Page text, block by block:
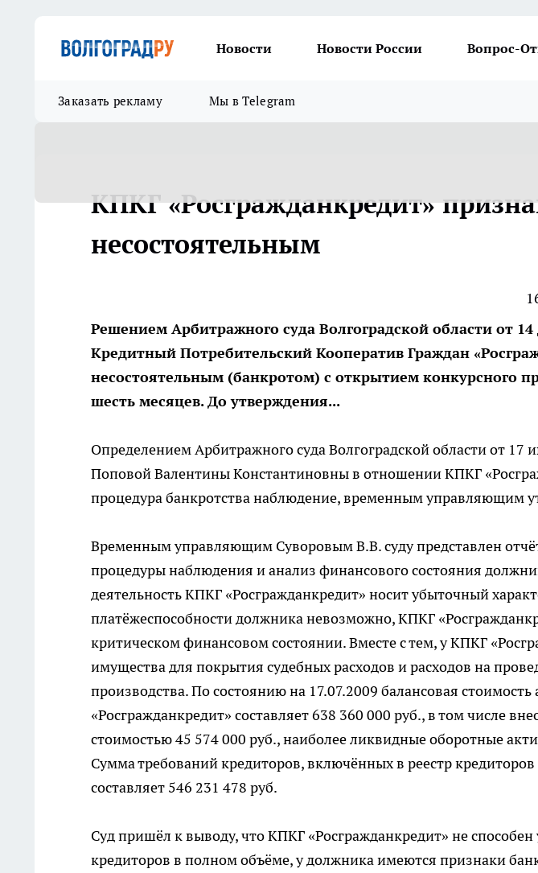
Новости Новости России Вопрос-
Заказать рекламу Мы в Telegram
КПКГ «Росгражданкредит»
несостоятельным
Решением Арбитражного суда Волгоградской области от 14
Кредитный Потребительский Кооператив Граждан
несостоятельным (банкротом) с открытием конкурсного
шесть месяцев. До утверждения...
Определением Арбитражного суда Волгоградской области от 17
Поповой Валентины Константиновны в отношении КПКГ
процедура банкротства наблюдение, временным управляющим
Временным управляющим Суворовым В.В. суду представлен
процедуры наблюдения и анализ финансового состояния
деятельность КПКГ «Росгражданкредит» носит убыточный
платёжеспособности должника невозможно, КПКГ
критическом финансовом состоянии. Вместе с тем, у КПКГ
имущества для покрытия судебных расходов и расходов на
производства. По состоянию на 17.07.2009 балансовая
«Росгражданкредит» составляет 638 360 000 руб., в том числе
стоимостью 45 574 000 руб., наиболее ликвидные оборотные
Сумма требований кредиторов, включённых в реестр
составляет 546 231 478 руб.
Суд пришёл к выводу, что КПКГ «Росгражданкредит» не способен
кредиторов в полном объёме, у должника имеются признаки